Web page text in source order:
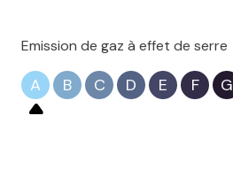
Emission de gaz à effet de serre
A B C D E F G